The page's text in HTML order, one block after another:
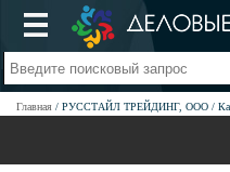
Главная РУССТАЙЛ ТРЕЙДИНГ, ООО